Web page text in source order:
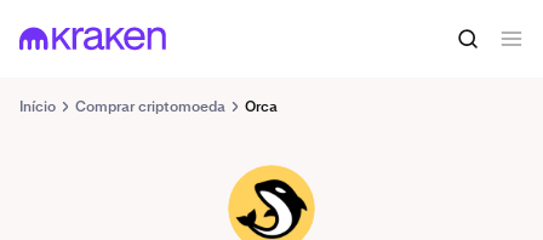
Início Comprar criptomoeda Orca
ORCA